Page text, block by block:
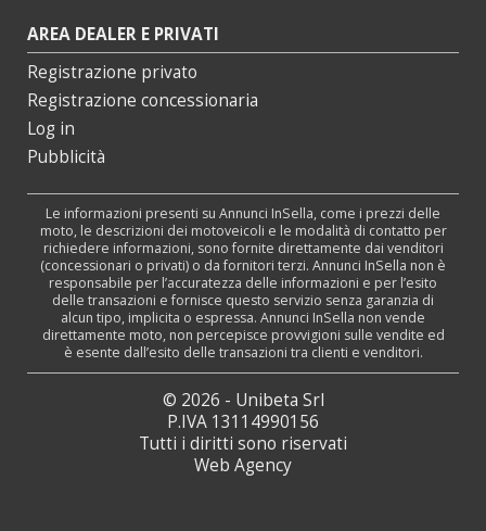
AREA DEALER E PRIVATI
Registrazione privato
Registrazione concessionaria
Log in
Pubblicità
Le informazioni presenti su Annunci InSella, come i prezzi delle
moto, le descrizioni dei motoveicoli e le modalità di contatto per
richiedere informazioni, sono fornite direttamente dai venditori
(concessionari o privati) o da fornitori terzi. Annunci InSella non è
responsabile per l’accuratezza delle informazioni e per l’esito
delle transazioni e fornisce questo servizio senza garanzia di
alcun tipo, implicita o espressa. Annunci InSella non vende
direttamente moto, non percepisce provvigioni sulle vendite ed
è esente dall’esito delle transazioni tra clienti e venditori.
© 2026 - Unibeta Srl
P.IVA 13114990156
Tutti i diritti sono riservati
Web Agency